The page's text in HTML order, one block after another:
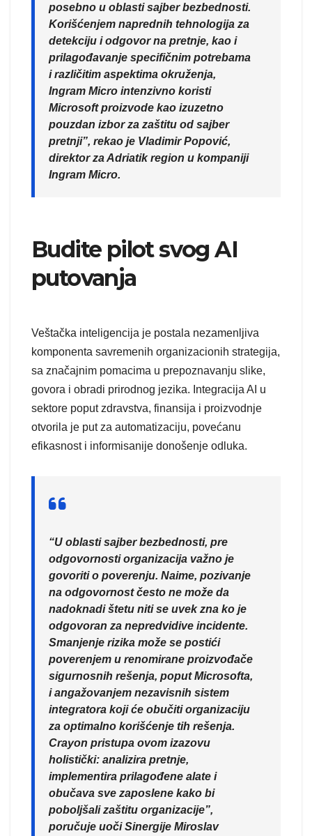
posebno u oblasti sajber bezbednosti.
Korišćenjem naprednih tehnologija za
detekciju i odgovor na pretnje, kao i
prilagođavanje specifičnim potrebama
i različitim aspektima okruženja,
Ingram Micro intenzivno koristi
Microsoft proizvode kao izuzetno
pouzdan izbor za zaštitu od sajber
pretnji”, rekao je Vladimir Popović,
direktor za Adriatik region u kompaniji
Ingram Micro.
Budite pilot svog AI
putovanja
Veštačka inteligencija je postala nezamenljiva
komponenta savremenih organizacionih strategija,
sa značajnim pomacima u prepoznavanju slike,
govora i obradi prirodnog jezika. Integracija AI u
sektore poput zdravstva, finansija i proizvodnje
otvorila je put za automatizaciju, povećanu
efikasnost i informisanije donošenje odluka.
“U oblasti sajber bezbednosti, pre
odgovornosti organizacija važno je
govoriti o poverenju. Naime, pozivanje
na odgovornost često ne može da
nadoknadi štetu niti se uvek zna ko je
odgovoran za nepredvidive incidente.
Smanjenje rizika može se postići
poverenjem u renomirane proizvođače
sigurnosnih rešenja, poput Microsofta,
i angažovanjem nezavisnih sistem
integratora koji će obučiti organizaciju
za optimalno korišćenje tih rešenja.
Crayon pristupa ovom izazovu
holistički: analizira pretnje,
implementira prilagođene alate i
obučava sve zaposlene kako bi
poboljšali zaštitu organizacije”,
poručuje uoči Sinergije Miroslav